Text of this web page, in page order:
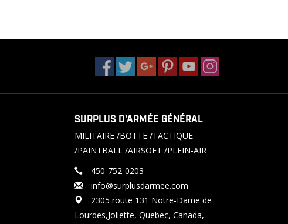
SURPLUS D'ARMÉE GÉNÉRAL
MILITAIRE /BOTTE /TACTIQUE
/PAINTBALL /AIRSOFT /PLEIN-AIR
450-752-0203
info@surplusdarmee.com
2305 route 131 Notre-Dame de
Lourdes,Joliette, Quebec, Canada,